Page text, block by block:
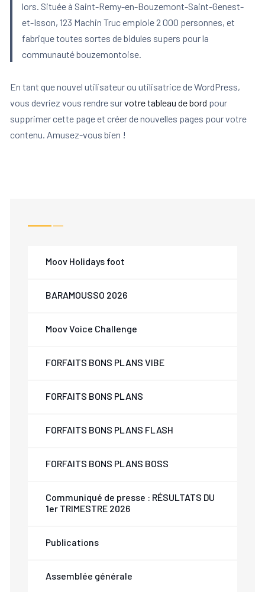
Moov Holidays foot
BARAMOUSSO 2026
Moov Voice Challenge
FORFAITS BONS PLANS VIBE
FORFAITS BONS PLANS
FORFAITS BONS PLANS FLASH
FORFAITS BONS PLANS BOSS
Communiqué de presse : RÉSULTATS DU
1er TRIMESTRE 2026
Publications
Assemblée générale
lors. Située à Saint-Remy-en-Bouzemont-Saint-Genest-
et-Isson, 123 Machin Truc emploie 2 000 personnes, et
fabrique toutes sortes de bidules supers pour la
communauté bouzemontoise.
En tant que nouvel utilisateur ou utilisatrice de WordPress,
vous devriez vous rendre survotre tableau de bord pour
supprimer cette page et créer de nouvelles pages pour votre
contenu. Amusez-vous bien !